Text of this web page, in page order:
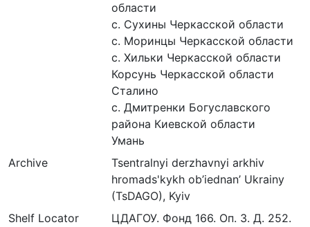
области
с. Сухины Черкасской области
с. Моринцы Черкасской области
с. Хильки Черкасской области
Корсунь Черкасской области
Сталино
с. Дмитренки Богуславского
района Киевской области
Умань
Archive
Tsentralnyi derzhavnyi arkhiv
hromads'kykh ob’iednan’ Ukrainy
(TsDAGO), Kyiv
Shelf Locator
ЦДАГОУ. Фонд 166. Оп. 3. Д. 252.